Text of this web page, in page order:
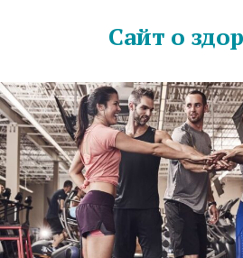
Сайт о